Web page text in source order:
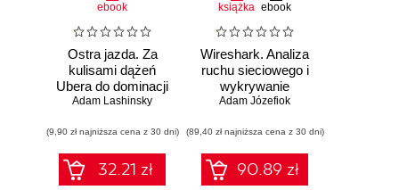
ebook
Ostra jazda. Za
kulisami dążeń
Ubera do dominacji
na świecie
Adam Lashinsky
(9,90 zł najniższa cena z 30 dni)
32.21 zł
książka ebook
Wireshark. Analiza
ruchu sieciowego i
wykrywanie
włamań
Adam Józefiok
(89,40 zł najniższa cena z 30 dni)
90.89 zł